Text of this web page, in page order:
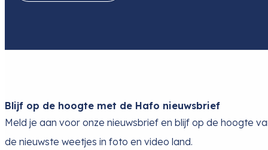
Blijf op de hoogte met de Hafo nieuwsbrief
Meld je aan voor onze nieuwsbrief en blijf op de hoogte
de nieuwste weetjes in foto en video land.